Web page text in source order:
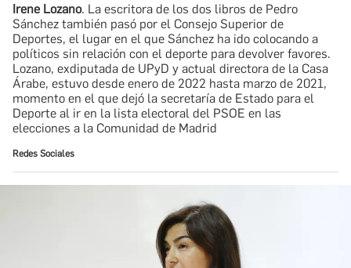
Irene Lozano. La escritora de los dos libros de Pedro
Sánchez también pasó por el Consejo Superior de
Deportes, el lugar en el que Sánchez ha ido colocando a
políticos sin relación con el deporte para devolver favores.
Lozano, exdiputada de UPyD y actual directora de la Casa
Árabe, estuvo desde enero de 2022 hasta marzo de 2021,
momento en el que dejó la secretaría de Estado para el
Deporte al ir en la lista electoral del PSOE en las
elecciones a la Comunidad de Madrid
Redes Sociales